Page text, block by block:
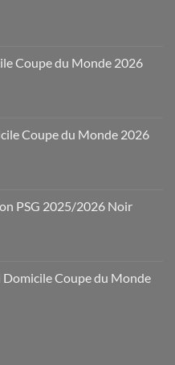
Coupe du Monde 2026
Coupe du Monde 2026
PSG 2025/2026 Noir
Coupe du Monde